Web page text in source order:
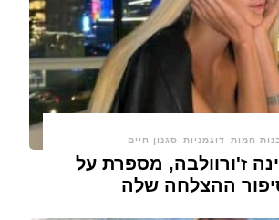
חמות דוגמניות סגנון חיים
ז'ורוולבה, מספרת על
ההצלחה שלה